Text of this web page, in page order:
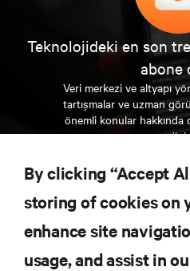
Teknolojideki en son
abone
Veri merkezi ve altyapı
tartışmalar ve uzman
önemli konular
ŞİMDİ
KAYNAKLAR
By clicking “Accept
storing of cookies on
enhance site
usage, and assist in